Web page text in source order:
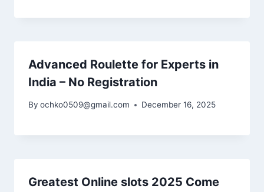
Advanced Roulette for Experts in
India – No Registration
By ochko0509@gmail.com December 16, 2025
Greatest Online slots 2025 Come